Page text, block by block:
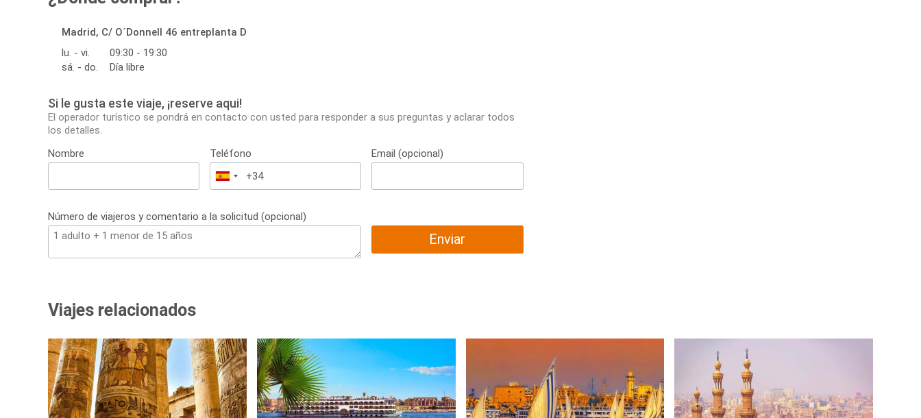
Madrid, C/ O´Donnell 46 entreplanta D
lu. - vi.
09:30 - 19:30
sá. - do.
Día libre
Si le gusta este viaje, ¡reserve aqui!
El operador turístico se pondrá en contacto con usted para responder a sus preguntas y aclarar todos
los detalles.
Nombre
Teléfono
España
+34
Email (opcional)
Número de viajeros y comentario a la solicitud (opcional)
Enviar
Viajes relacionados